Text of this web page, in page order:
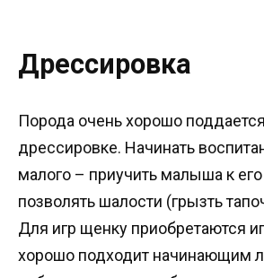
Дрессировка
Порода очень хорошо
дрессировке. Начинать
малого – приучить малыша к
позволять шалости (грызть
Для игр щенку приобретаются
хорошо подходит начинающим